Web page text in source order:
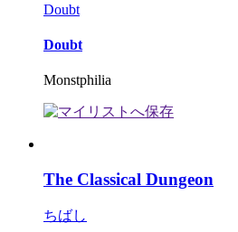
Doubt
Doubt
Monstphilia
The Classical Dungeon
ちばし